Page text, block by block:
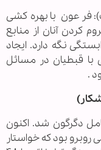
اقدامات): فرعون با بهره‌کشی
کردن آنان از منابع
نگه دارد. ایجاد
با قبطیان در مسائل
.
دگرگون شد. اکنون
بود که خواستار